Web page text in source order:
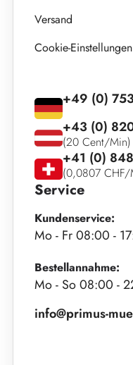
Versand
Cookie-
Service
Kundenservice:
Mo - Fr 08:00 -
Bestellannahme:
Mo - So 08:00 -
info@primus-
+49 (0)
+43 (0)
(20 Cent/Min)
+41 (0)
(0,0807 CHF/